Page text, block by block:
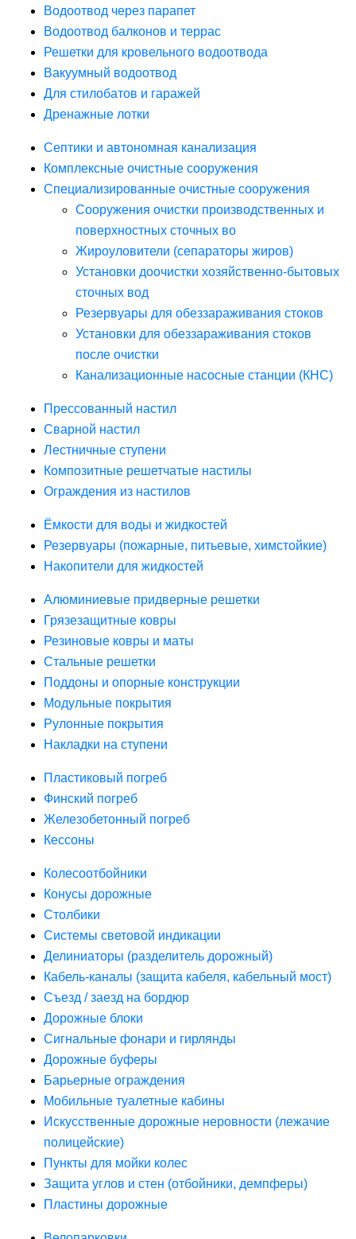
Водоотвод через парапет
Водоотвод балконов и террас
Решетки для кровельного водоотвода
Вакуумный водоотвод
Для стилобатов и гаражей
Дренажные лотки
Септики и автономная канализация
Комплексные очистные сооружения
Специализированные очистные сооружения
Сооружения очистки производственных и
поверхностных сточных во
Жироуловители (сепараторы жиров)
Установки доочистки хозяйственно-бытовых
сточных вод
Резервуары для обеззараживания стоков
Установки для обеззараживания стоков
после очистки
Канализационные насосные станции (КНС)
Прессованный настил
Сварной настил
Лестничные ступени
Композитные решетчатые настилы
Ограждения из настилов
Ёмкости для воды и жидкостей
Резервуары (пожарные, питьевые, химстойкие)
Накопители для жидкостей
Алюминиевые придверные решетки
Грязезащитные ковры
Резиновые ковры и маты
Стальные решетки
Поддоны и опорные конструкции
Модульные покрытия
Рулонные покрытия
Накладки на ступени
Пластиковый погреб
Финский погреб
Железобетонный погреб
Кессоны
Колесоотбойники
Конусы дорожные
Столбики
Системы световой индикации
Делиниаторы (разделитель дорожный)
Кабель-каналы (защита кабеля, кабельный мост)
Съезд / заезд на бордюр
Дорожные блоки
Сигнальные фонари и гирлянды
Дорожные буферы
Барьерные ограждения
Мобильные туалетные кабины
Искусственные дорожные неровности (лежачие
полицейские)
Пункты для мойки колес
Защита углов и стен (отбойники, демпферы)
Пластины дорожные